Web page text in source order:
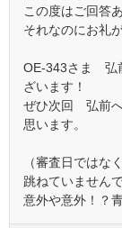
この度はご回答
それなのにお礼
OE-343さま 弘
ざいます！
ぜひ次回 弘前へ
思います。
（審査日ではな
跳ねていません
意外や意外！？